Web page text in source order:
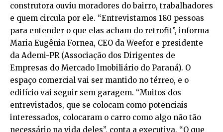
construtora ouviu moradores do bairro, trabalhadores
e quem circula por ele. “Entrevistamos 180 pessoas
para entender o que elas acham do retrofit”, informa
Maria Eugênia Fornea, CEO da Weefor e presidente
da Ademi-PR (Associação dos Dirigentes de
Empresas do Mercado Imobiliário do Paraná). O
espaço comercial vai ser mantido no térreo, e o
edifício vai seguir sem garagem. “Muitos dos
entrevistados, que se colocam como potenciais
interessados, colocaram o carro como algo não tão
necessário na vida deles”, conta a executiva. “O que